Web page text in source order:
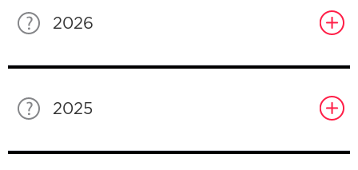
2026
2025